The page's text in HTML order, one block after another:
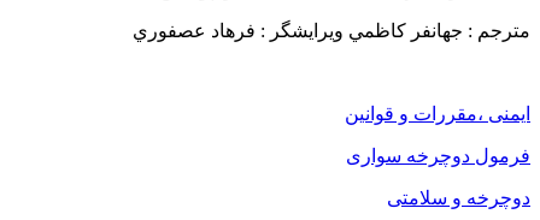
مترجم : جهانفر كاظمي ويرايشگر : فرهاد عصفوري
ایمنی ،مقررات و قوانین
فرمول دوچرخه سواری
دوچرخه و سلامتی